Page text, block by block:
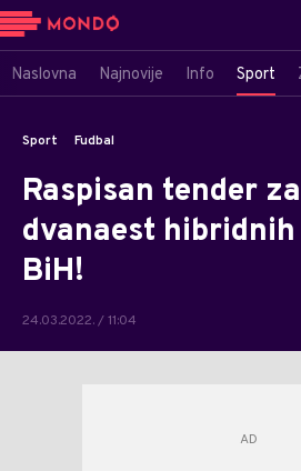
Naslovna Najnovije Info Sport
Sport Fudbal
Raspisan tender
dvanaest
BiH!
24.03.2022. / 11:04